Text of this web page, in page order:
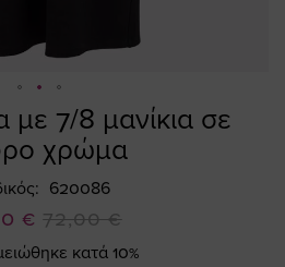
7/8 μανίκια σε
χρώμα
620086
€ 72,00 €
κατά 10%